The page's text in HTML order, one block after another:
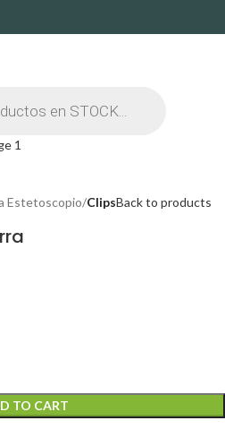
Estetoscopio ClipsBack to products
TO CART